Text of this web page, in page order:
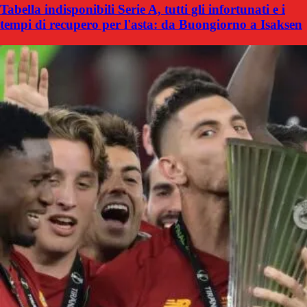
Tabella indisponibili Serie A, tutti gli infortunati e i
tempi di recupero per l'asta: da Buongiorno a Isaksen